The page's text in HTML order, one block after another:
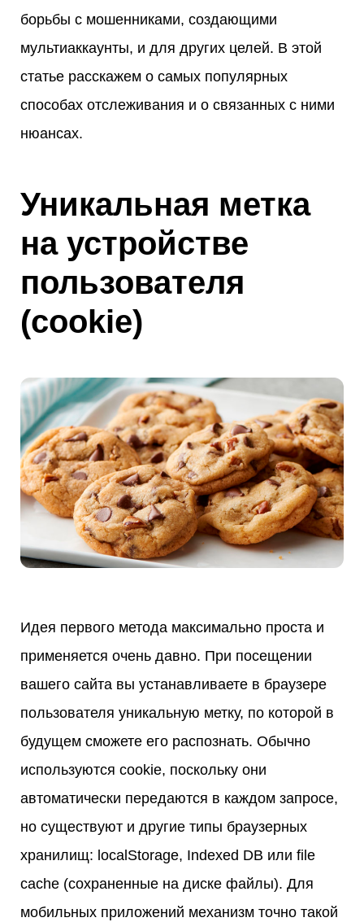
борьбы с мошенниками, создающими
мультиаккаунты, и для других целей. В этой
статье расскажем о самых популярных
способах отслеживания и о связанных с ними
нюансах.
Уникальная метка
на устройстве
пользователя
(cookie)
Идея первого метода максимально проста и
применяется очень давно. При посещении
вашего сайта вы устанавливаете в браузере
пользователя уникальную метку, по которой в
будущем сможете его распознать. Обычно
используются cookie, поскольку они
автоматически передаются в каждом запросе,
но существуют и другие типы браузерных
хранилищ: localStorage, Indexed DB или file
cache (сохраненные на диске файлы). Для
мобильных приложений механизм точно такой